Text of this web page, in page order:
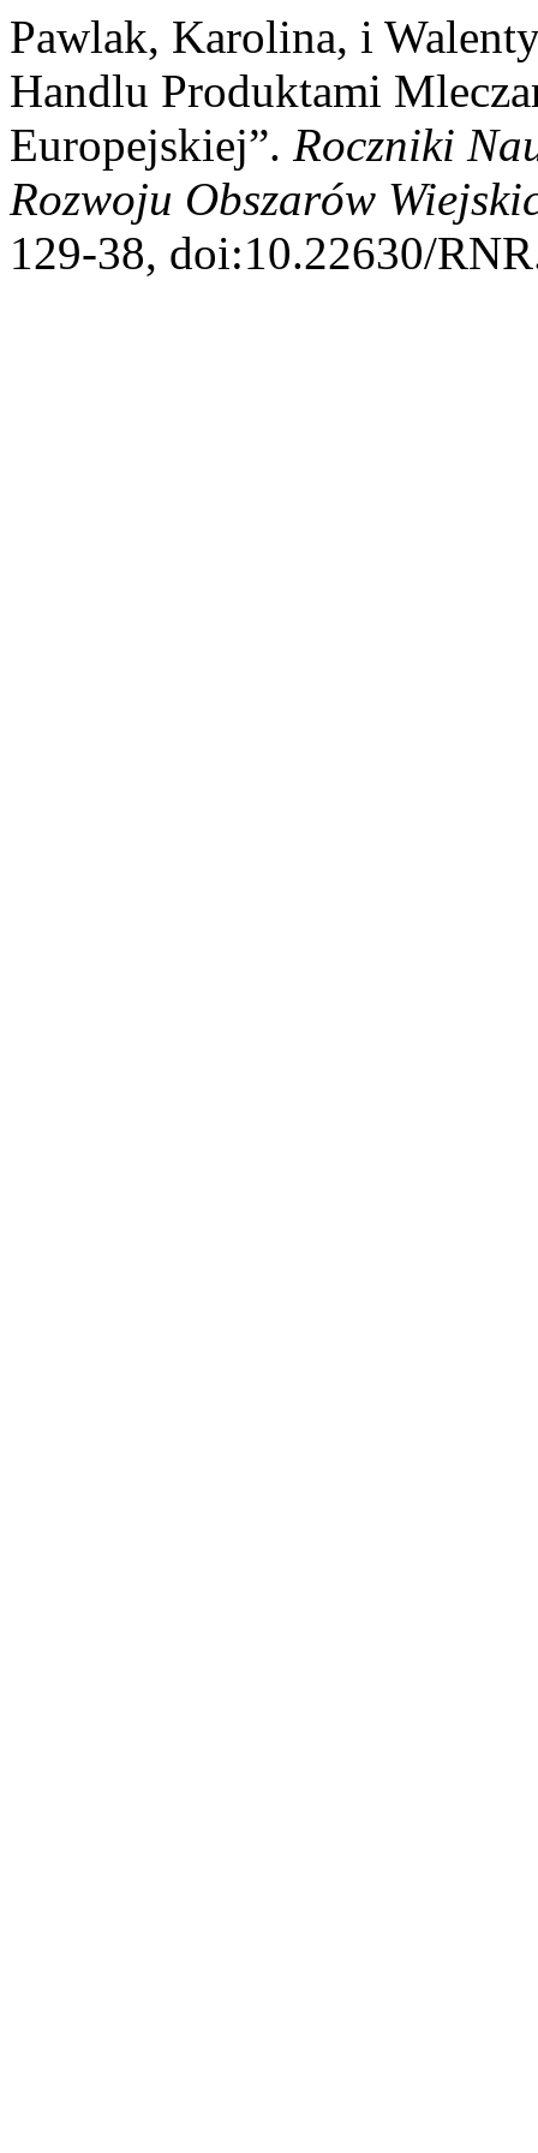
Pawlak, Karolina, i
Handlu Produktami
Europejskiej”. Roczniki
Rozwoju Obszarów
129-38, doi:10.22630/